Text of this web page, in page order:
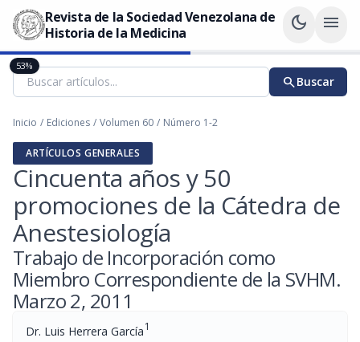
Revista de la Sociedad Venezolana de
Historia de la Medicina
dark_mode menu
searchBuscar
Inicio / Ediciones / Volumen 60 / Número 1-2
ARTÍCULOS GENERALES
Cincuenta años y 50
promociones de la Cátedra de
Anestesiología
Trabajo de Incorporación como
Miembro Correspondiente de la SVHM.
Marzo 2, 2011
Dr. Luis Herrera García1
53%